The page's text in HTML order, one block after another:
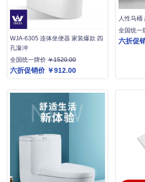
WJA-6305 连体坐便器 家装爆款 四
孔漩冲
全国统一牌价￥1520.00
六折促销价 ￥912.00
人性马桶
全国统一
六折促